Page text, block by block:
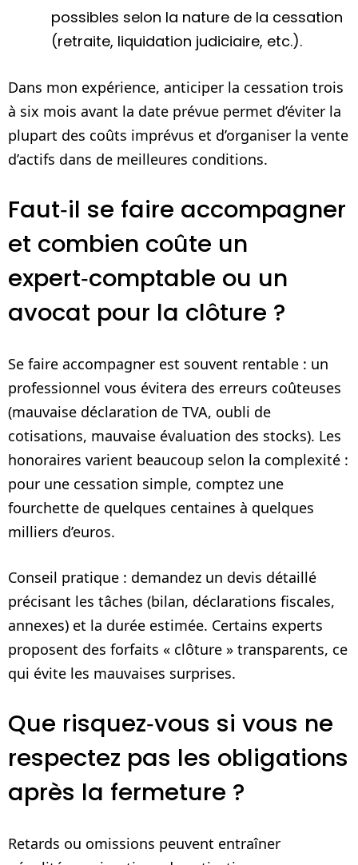
possibles selon la nature de la cessation
(retraite, liquidation judiciaire, etc.).
Dans mon expérience, anticiper la cessation trois
à six mois avant la date prévue permet d’éviter la
plupart des coûts imprévus et d’organiser la vente
d’actifs dans de meilleures conditions.
Faut‑il se faire accompagner
et combien coûte un
expert‑comptable ou un
avocat pour la clôture ?
Se faire accompagner est souvent rentable : un
professionnel vous évitera des erreurs coûteuses
(mauvaise déclaration de TVA, oubli de
cotisations, mauvaise évaluation des stocks). Les
honoraires varient beaucoup selon la complexité :
pour une cessation simple, comptez une
fourchette de quelques centaines à quelques
milliers d’euros.
Conseil pratique : demandez un devis détaillé
précisant les tâches (bilan, déclarations fiscales,
annexes) et la durée estimée. Certains experts
proposent des forfaits « clôture » transparents, ce
qui évite les mauvaises surprises.
Que risquez‑vous si vous ne
respectez pas les obligations
après la fermeture ?
Retards ou omissions peuvent entraîner